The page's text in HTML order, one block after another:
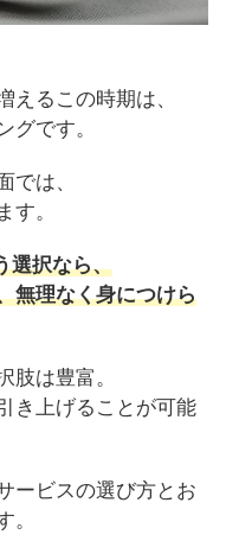
えるこの時期は、
グです。
では、
す。
選択なら、
無理なく身につけら
肢は豊富。
き上げることが可能
ービスの選び方とお
。